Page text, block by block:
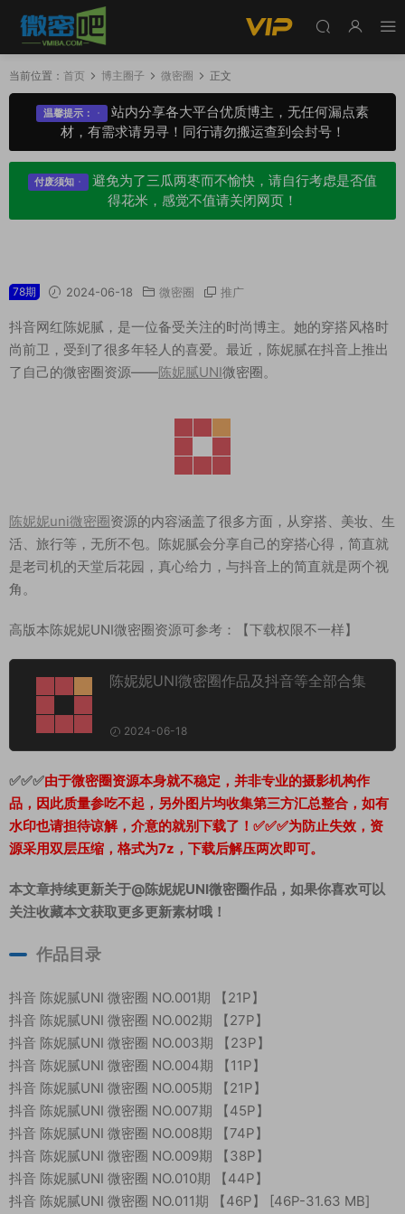
当前位置： 首页 博主圈子 微密圈 正文
温馨提示：
站内分享各大平台优质博主，无任何漏点素
材，有需求请另寻！同行请勿搬运查到会封号！
付废须知
避免为了三瓜两枣而不愉快，请自行考虑是否值
得花米，感觉不值请关闭网页！
78期 2024-06-18 微密圈 推广
抖音网红陈妮腻，是一位备受关注的时尚博主。她的穿搭风格时
尚前卫，受到了很多年轻人的喜爱。最近，陈妮腻在抖音上推出
了自己的微密圈资源——陈妮腻UNI微密圈。
陈妮妮uni微密圈资源的内容涵盖了很多方面，从穿搭、美妆、生
活、旅行等，无所不包。陈妮腻会分享自己的穿搭心得，简直就
是老司机的天堂后花园，真心给力，与抖音上的简直就是两个视
角。
高版本陈妮妮UNI微密圈资源可参考：【下载权限不一样】
陈妮妮UNI微密圈作品及抖音等全部合集
2024-06-18
✅✅✅由于微密圈资源本身就不稳定，并非专业的摄影机构作
品，因此质量参吃不起，另外图片均收集第三方汇总整合，如有
水印也请担待谅解，介意的就别下载了！✅✅✅为防止失效，资
源采用双层压缩，格式为7z，下载后解压两次即可。
本文章持续更新关于@陈妮妮UNI微密圈作品，如果你喜欢可以
关注收藏本文获取更多更新素材哦！
作品目录
抖音 陈妮腻UNI 微密圈 NO.001期 【21P】
抖音 陈妮腻UNI 微密圈 NO.002期 【27P】
抖音 陈妮腻UNI 微密圈 NO.003期 【23P】
抖音 陈妮腻UNI 微密圈 NO.004期 【11P】
抖音 陈妮腻UNI 微密圈 NO.005期 【21P】
抖音 陈妮腻UNI 微密圈 NO.007期 【45P】
抖音 陈妮腻UNI 微密圈 NO.008期 【74P】
抖音 陈妮腻UNI 微密圈 NO.009期 【38P】
抖音 陈妮腻UNI 微密圈 NO.010期 【44P】
抖音 陈妮腻UNI 微密圈 NO.011期 【46P】 [46P-31.63 MB]